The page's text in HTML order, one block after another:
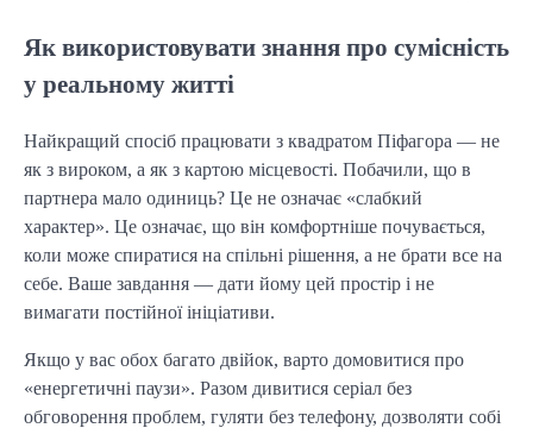
Як використовувати знання про сумісність
у реальному житті
Найкращий спосіб працювати з квадратом Піфагора — не
як з вироком, а як з картою місцевості. Побачили, що в
партнера мало одиниць? Це не означає «слабкий
характер». Це означає, що він комфортніше почувається,
коли може спиратися на спільні рішення, а не брати все на
себе. Ваше завдання — дати йому цей простір і не
вимагати постійної ініціативи.
Якщо у вас обох багато двійок, варто домовитися про
«енергетичні паузи». Разом дивитися серіал без
обговорення проблем, гуляти без телефону, дозволяти собі